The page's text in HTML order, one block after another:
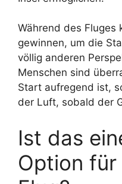
Während des Fluges
gewinnen, um die
völlig anderen
Menschen sind
Start aufregend ist,
der Luft, sobald der
Ist das
Option